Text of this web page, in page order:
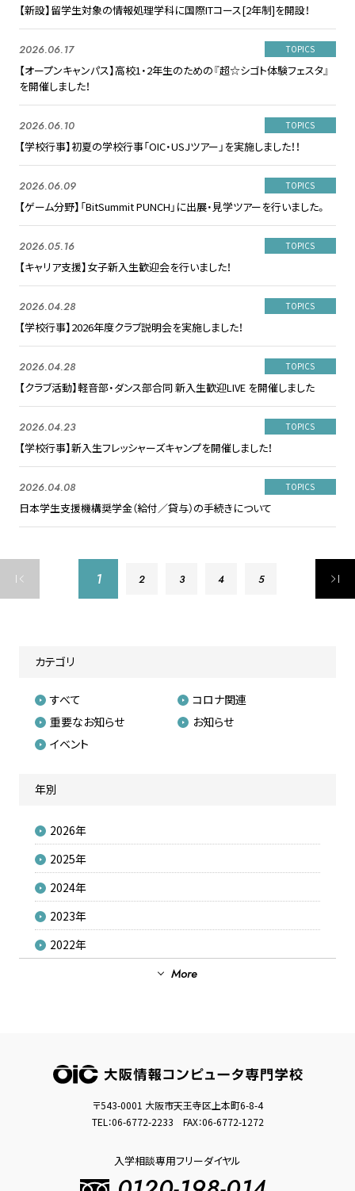
【新設】留学生対象の情報処理学科に国際ITコース[2年制]を開設！
2026.06.17 TOPICS
【オープンキャンパス】高校1・2年生のための『超☆シゴト体験フェスタ』
を開催しました！
2026.06.10 TOPICS
【学校行事】初夏の学校行事「OIC・USJツアー」を実施しました！！
2026.06.09 TOPICS
【ゲーム分野】「BitSummit PUNCH」に出展・見学ツアーを行いました。
2026.05.16 TOPICS
【キャリア支援】女子新入生歓迎会を行いました！
2026.04.28 TOPICS
【学校行事】2026年度クラブ説明会を実施しました！
2026.04.28 TOPICS
【クラブ活動】軽音部・ダンス部合同 新入生歓迎LIVE を開催しました
2026.04.23 TOPICS
【学校行事】新入生フレッシャーズキャンプを開催しました！
2026.04.08 TOPICS
日本学生支援機構奨学金（給付／貸与）の手続きについて
1 2 3 4 5
カテゴリ
すべて
コロナ関連
重要なお知らせ
お知らせ
イベント
年別
2026年
2025年
2024年
2023年
2022年
2017年
More
〒543-0001 大阪市天王寺区上本町6-8-4
TEL：06-6772-2233 FAX：06-6772-1272
入学相談専用フリーダイヤル